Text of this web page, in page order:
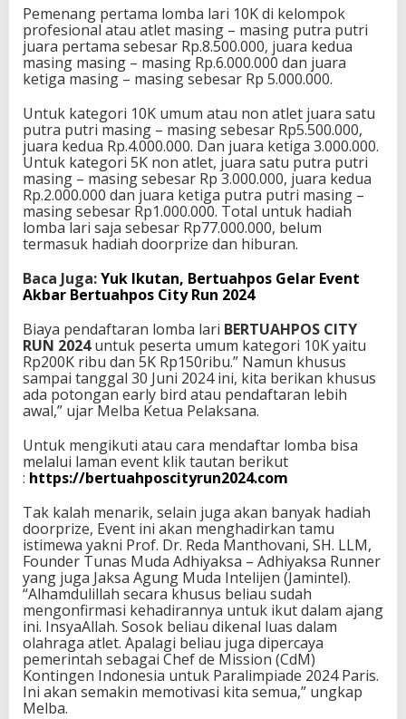
Pemenang pertama lomba lari 10K di kelompok
profesional atau atlet masing – masing putra putri
juara pertama sebesar Rp.8.500.000, juara kedua
masing masing – masing Rp.6.000.000 dan juara
ketiga masing – masing sebesar Rp 5.000.000.
Untuk kategori 10K umum atau non atlet juara satu
putra putri masing – masing sebesar Rp5.500.000,
juara kedua Rp.4.000.000. Dan juara ketiga 3.000.000.
Untuk kategori 5K non atlet, juara satu putra putri
masing – masing sebesar Rp 3.000.000, juara kedua
Rp.2.000.000 dan juara ketiga putra putri masing –
masing sebesar Rp1.000.000. Total untuk hadiah
lomba lari saja sebesar Rp77.000.000, belum
termasuk hadiah doorprize dan hiburan.
Baca Juga:Yuk Ikutan, Bertuahpos Gelar Event
Akbar Bertuahpos City Run 2024
Biaya pendaftaran lomba lari BERTUAHPOS CITY
RUN 2024untuk peserta umum kategori 10K yaitu
Rp200K ribu dan 5K Rp150ribu.” Namun khusus
sampai tanggal 30 Juni 2024 ini, kita berikan khusus
ada potongan early bird atau pendaftaran lebih
awal,” ujar Melba Ketua Pelaksana.
Untuk mengikuti atau cara mendaftar lomba bisa
melalui laman event klik tautan berikut
: https://bertuahposcityrun2024.com
Tak kalah menarik, selain juga akan banyak hadiah
doorprize, Event ini akan menghadirkan tamu
istimewa yakni Prof. Dr. Reda Manthovani, SH. LLM,
Founder Tunas Muda Adhiyaksa – Adhiyaksa Runner
yang juga Jaksa Agung Muda Intelijen (Jamintel).
“Alhamdulillah secara khusus beliau sudah
mengonfirmasi kehadirannya untuk ikut dalam ajang
ini. InsyaAllah. Sosok beliau dikenal luas dalam
olahraga atlet. Apalagi beliau juga dipercaya
pemerintah sebagai Chef de Mission (CdM)
Kontingen Indonesia untuk Paralimpiade 2024 Paris.
Ini akan semakin memotivasi kita semua,” ungkap
Melba.